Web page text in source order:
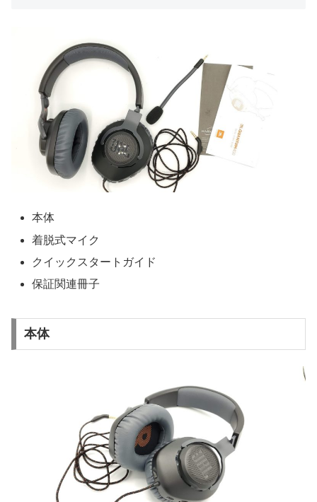
本体
着脱式マイク
クイックスタートガイド
保証関連冊子
本体